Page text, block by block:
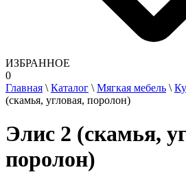
ИЗБРАННОЕ
0
Главная \ Каталог \ Мягкая мебель \
(скамья, угловая, поролон)
Элис 2 (скамья,
поролон)